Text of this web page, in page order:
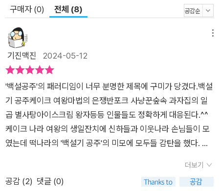
지요. 빵, 떡, 과자, 아이스크림처럼 보기만 해도 먹음직스러운 캐
릭터들이 펼치는 이야기는 더없이 유쾌하고 흥미진진합니다. 원
작의 사건들이 어떻게 바뀌었는지 살펴보는 재미도 쏠쏠하지요.
어린이들이 원작과 이 작품을 나란히 비교해 읽어 보면서 다양한
의미를 발견해 낼 수 있으면 좋겠습니다. 나아가 자신만의 상상력
을 더해 새로운 이야기도 만들어 볼 수도 있겠지요. 패러디 작품
이 흔치 않은 우리 그림책 동네에 패러디 작품을 가지고 입성한
작가가 있다는 점도 반갑습니다. 박소영 작가가 이 작품을 출판사
에 보일 용기를 낸 것은 어린이 팬들 덕분이었다고 합니다. 이 작
품을 더미북 형태로 처음 본 어린이들이 작가를 만날 때마다 “백
설기 공주 책은 언제 나와요?”라고 물어본 것이 큰 힘이 되었다
지요. 어린이가 먼저 알아봐 준 작품인 만큼, 이 책을 접한 모든
어린이들이 같은 재미와 즐거움을 느낄 수 있으면 좋겠습니다. 이
구매자 (0) 전체 (8)
기진맥진 2024-05-12
'백설공주'의 패러디임이 너무 분명한 제목에 구미가 당겼다.백설
기 공주케이크 여왕마법의 은쟁반포크 사냥꾼숲속 과자집의 일
곱 별사탕아이스크림 왕자등등 인물들도 정확하게 대응된다.^^
케이크 나라 여왕의 생일잔치에 신하들과 이웃나라 손님들이 모
였는데 떡나라의 '백설기 공주'의 미모에 모두들 감탄을 했다. 그
바로 그 질문을 한다.'은쟁반아 은쟁반아 세상에서 누가 제일 예
쁘니?'이 과정은 원작과 거의 같다. 여왕님도 아름답지만 백설기
더보기
공감 (2) 댓글 (0)